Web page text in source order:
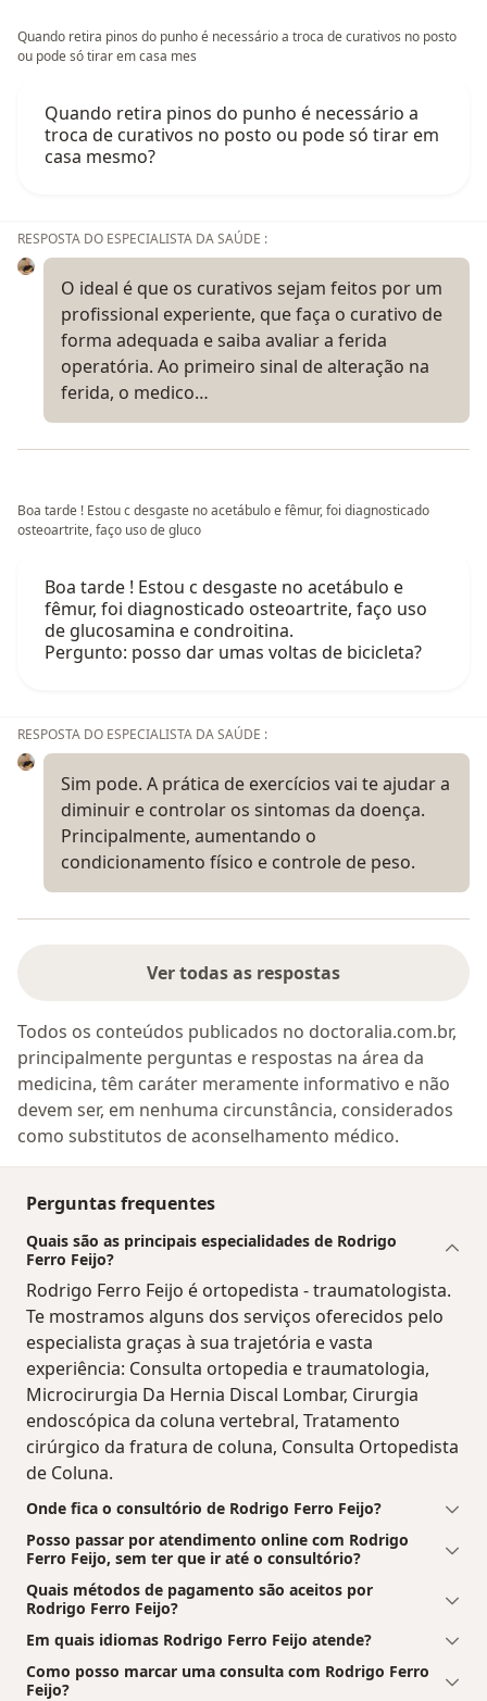
Quando retira pinos do punho é necessário a troca de curativos no posto
ou pode só tirar em casa mes
Quando retira pinos do punho é necessário a
troca de curativos no posto ou pode só tirar em
casa mesmo?
RESPOSTA DO ESPECIALISTA DA SAÚDE :
O ideal é que os curativos sejam feitos por um
profissional experiente, que faça o curativo de
forma adequada e saiba avaliar a ferida
operatória. Ao primeiro sinal de alteração na
ferida, o medico…
Boa tarde ! Estou c desgaste no acetábulo e fêmur, foi diagnosticado
osteoartrite, faço uso de gluco
Boa tarde ! Estou c desgaste no acetábulo e
fêmur, foi diagnosticado osteoartrite, faço uso
de glucosamina e condroitina.
Pergunto: posso dar umas voltas de bicicleta?
RESPOSTA DO ESPECIALISTA DA SAÚDE :
Sim pode. A prática de exercícios vai te ajudar a
diminuir e controlar os sintomas da doença.
Principalmente, aumentando o
condicionamento físico e controle de peso.
Ver todas as respostas
Todos os conteúdos publicados no doctoralia.com.br,
principalmente perguntas e respostas na área da
medicina, têm caráter meramente informativo e não
devem ser, em nenhuma circunstância, considerados
como substitutos de aconselhamento médico.
Perguntas frequentes
Quais são as principais especialidades de Rodrigo
Ferro Feijo?
Rodrigo Ferro Feijo é ortopedista - traumatologista.
Te mostramos alguns dos serviços oferecidos pelo
especialista graças à sua trajetória e vasta
experiência: Consulta ortopedia e traumatologia,
Microcirurgia Da Hernia Discal Lombar, Cirurgia
endoscópica da coluna vertebral, Tratamento
cirúrgico da fratura de coluna, Consulta Ortopedista
de Coluna.
Onde fica o consultório de Rodrigo Ferro Feijo?
Posso passar por atendimento online com Rodrigo
Ferro Feijo, sem ter que ir até o consultório?
Quais métodos de pagamento são aceitos por
Rodrigo Ferro Feijo?
Em quais idiomas Rodrigo Ferro Feijo atende?
Como posso marcar uma consulta com Rodrigo Ferro
Feijo?